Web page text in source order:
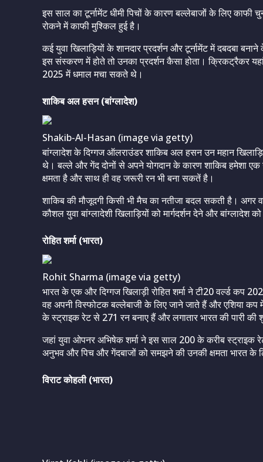
इस साल का टूर्नामेंट धीमी पिचों के कारण बल्लेबाजों के लिए काफी
रोकने में काफी मुश्किल हुई है।
कई युवा खिलाड़ियों के शानदार प्रदर्शन और टूर्नामेंट में दबदबा
इस संस्करण में होते तो उनका प्रदर्शन कैसा होता। क्रिकट्रैकर
2025 में धमाल मचा सकते थे।
शाकिब अल हसन (बांग्लादेश)
Shakib-Al-Hasan (image via getty)
बांग्लादेश के दिग्गज ऑलराउंडर शाकिब अल हसन उन महान
थे। बल्ले और गेंद दोनों से अपने योगदान के कारण शाकिब हमेशा एक
क्षमता है और साथ ही वह जरूरी रन भी बना सकतें है।
शाकिब की मौजूदगी किसी भी मैच का नतीजा बदल सकती है।
कौशल युवा बांग्लादेशी खिलाड़ियों को मार्गदर्शन देने और
रोहित शर्मा (भारत)
Rohit Sharma (image via getty)
भारत के एक और दिग्गज खिलाड़ी रोहित शर्मा ने टी20 वर्ल्ड कप
वह अपनी विस्फोटक बल्लेबाजी के लिए जाने जाते हैं और एशिया कप
के स्ट्राइक रेट से 271 रन बनाए हैं और लगातार भारत की पारी
जहां युवा ओपनर अभिषेक शर्मा ने इस साल 200 के करीब स्ट्राइक
अनुभव और पिच और गेंदबाजों को समझने की उनकी क्षमता भारत के
विराट कोहली (भारत)